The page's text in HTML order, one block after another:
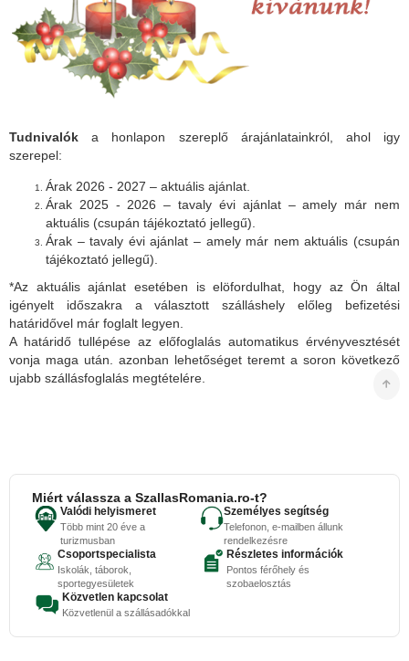
Tudnivalók a honlapon szereplő árajánlatainkról, ahol igy
szerepel:
Árak 2026 - 2027 – aktuális ajánlat.
Árak 2025 - 2026 – tavaly évi ajánlat – amely már nem
aktuális (csupán tájékoztató jellegű).
Árak – tavaly évi ajánlat – amely már nem aktuális (csupán
tájékoztató jellegű).
*Az aktuális ajánlat esetében is elöfordulhat, hogy az Ön által
igényelt időszakra a választott szálláshely előleg befizetési
határidővel már foglalt legyen.
A határidő tullépése az előfoglalás automatikus érvényvesztését
vonja maga után. azonban lehetőséget teremt a soron következő
ujabb szállásfoglalás megtételére.
Miért válassza a SzallasRomania.ro-t?
Valódi helyismeret
Több mint 20 éve a
turizmusban
Személyes segítség
Telefonon, e-mailben állunk
rendelkezésre
Csoportspecialista
Iskolák, táborok,
sportegyesületek
Részletes információk
Pontos férőhely és
szobaelosztás
Közvetlen kapcsolat
Közvetlenül a szállásadókkal